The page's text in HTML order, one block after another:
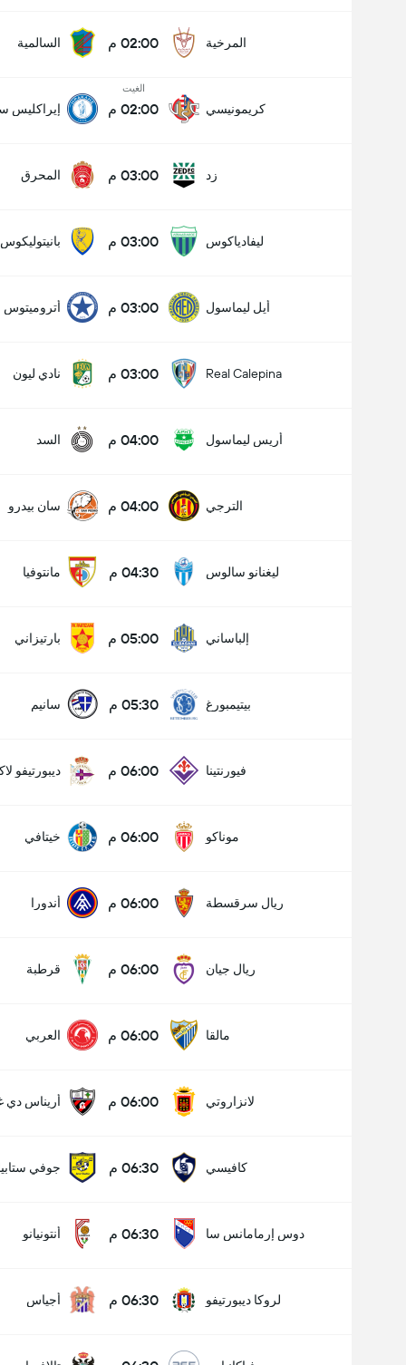
المرخية 02:00 م السالمية
كريمونيسي
الغيت
02:00 م إيراكليس
زد 03:00 م المحرق
ليفادياكوس 03:00 م بانيتوليكوس
أيل ليماسول 03:00 م أتروميتوس
Real Calepina 03:00 م نادي ليون
أريس ليماسول 04:00 م السد
الترجي 04:00 م سان بيدرو
ليغنانو سالوس 04:30 م مانتوفيا
إلباساني 05:00 م بارتيزاني
بيتيمبورغ 05:30 م سانيم
فيورنتينا 06:00 م ديبورتيفو
موناكو 06:00 م خيتافي
ريال سرقسطة 06:00 م أندورا
ريال جيان 06:00 م قرطبة
مالقا 06:00 م العربي
لانزاروتي 06:00 م أريناس دي
كافيسي 06:30 م جوفي
دوس إرمامانس سا 06:30 م أنتونيانو
لروكا ديبورتيفو 06:30 م أجياس